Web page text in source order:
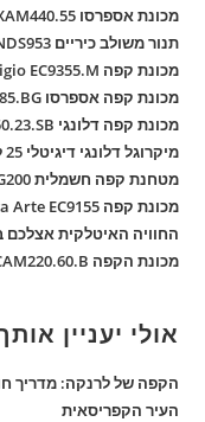
מכונת אספרסו Delonghi Rivelia EXAM440.55
תנור משולב כיריים Delonghi NDS953
מכונת קפה Delonghi La Specialista Prestigio EC9355.M
מכונת קפה אספרסו Delonghi Dedica Arte Manual EC885.BG
מכונת קפה דלונגי Delonghi Magnifica S Smart ECAM250.23.SB
מיקרוגל דלונגי דיגיטלי 25 ליטר Delonghi DL-2330 800W
מטחנת קפה חשמלית Delonghi KG200
מכונת קפה Delonghi La Specialista Arte EC9155
החוויה האיטלקית
מכונת הקפה De'Longhi Magnifica Start ECAM220.60.B
אולי יעניין
הקפה של לרנקה: מדריך
העיר הקפריסאית